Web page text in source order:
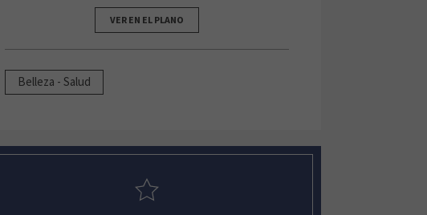
VER EN EL PLANO
Belleza - Salud